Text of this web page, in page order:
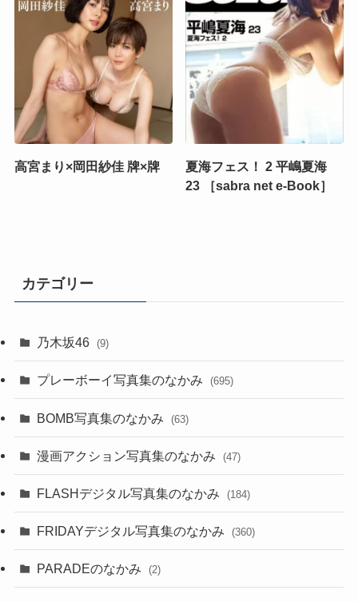
高宮まり×岡田紗佳 牌×牌
夏海フェス！ 2 平嶋夏海
23 ［sabra net e-Book］
カテゴリー
乃木坂46 (9)
プレーボーイ写真集のなかみ (695)
BOMB写真集のなかみ (63)
漫画アクション写真集のなかみ (47)
FLASHデジタル写真集のなかみ (184)
FRIDAYデジタル写真集のなかみ (360)
PARADEのなかみ (2)